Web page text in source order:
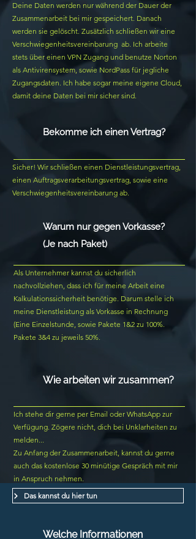
Deine Daten werden nur während der Dauer der
Zusammenarbeit bei mir gespeichert. Danach
werden sie gelöscht. Zusätzlich schließen wir eine
Verschwiegenheitsvereinbarung ab. Ich arbeite
stets über einen VPN Zugang und benutze Norton
als Antivirensystem, sowie NordPass für jegliche
Zugangsdaten. Ich habe sogar meine eigene Cloud,
damit deine Daten bei mir sicher sind.
Bekomme ich einen Vertrag?
Sicher! Wir schließen einen Dienstleistungsvertrag,
einen Auftragsverarbeitungsvertrag, sowie eine
Verschwiegenheitsvereinbarung ab.
Warum nur gegen Vorkasse?
(Je nach Paket)
Als Unternehmer kannst du sicherlich
nachvollziehen, dass ich für meine Arbeit eine
Kalkulationssicherheit benötige. Darum stelle ich
meine Dienstleistung als Vorkasse in Rechnung
(Eine Einzelstunde, sowie Pakete 1&2 zu 100%.
Pakete 3&4 zu jeweils 50%.
Wie arbeiten wir zusammen?
Ich stehe dir gerne per Email oder WhatsApp zur
Verfügung. Zögere nicht, dich bei Unklarheiten zu
melden...
Zu Anfang der Zusammenarbeit, kannst du gerne
auch das kostenlose 30 minütige Gespräch mit mir
in Anspruch nehmen.
Das kannst du hier tun
Welche Informationen